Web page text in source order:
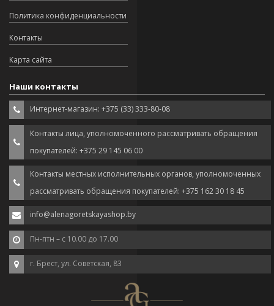
Политика конфиденциальности
Контакты
Карта сайта
Наши контакты
Интернет-магазин: +375 (33) 333-80-08
Контакты лица, уполномоченного рассматривать обращения
покупателей: +375 29 145 06 00
Контакты местных исполнительных органов, уполномоченных
рассматривать обращения покупателей: +375 162 30 18 45
info@alenagoretskayashop.by
Пн-птн – с 10.00 до 17.00
г. Брест, ул. Советская, 83